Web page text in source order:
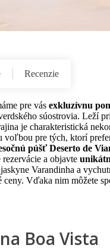
Recenzie
pre vás exkluzívnu
súostrovia. Leží
je charakteristická
pre tých, ktorí
púšť Deserto de
a objavte
Varandinha a
Vďaka nim môžete
Boa Vista